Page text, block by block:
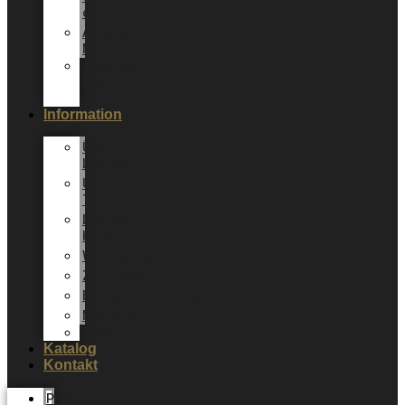
cm
Andere
Mixboxen
Information
Über
Unser
Team
HOME
Werdegang
Zertifikate
Energieoptimierung
Neuheiten
Katalog
Kontakt
Produkte